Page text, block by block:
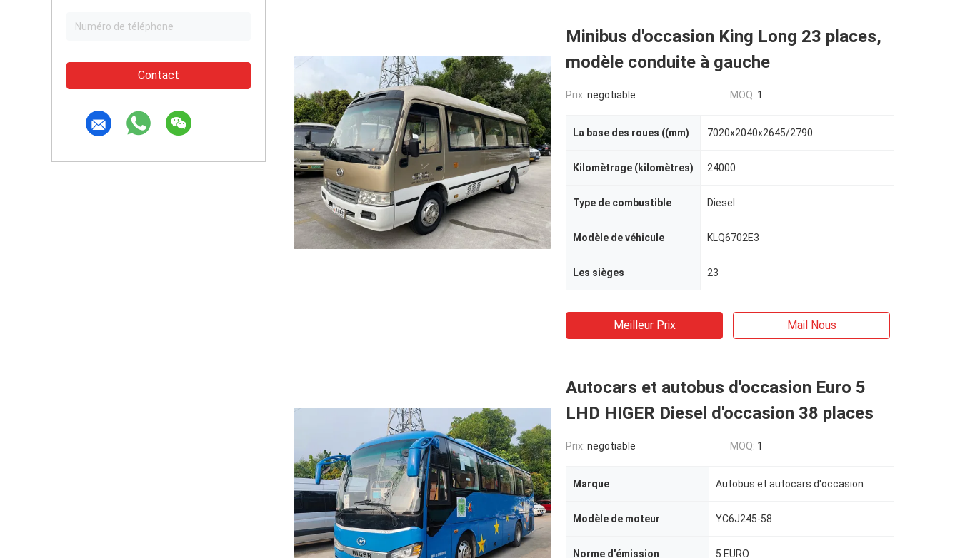
Contact
Minibus d'occasion King Long 23 places,
modèle conduite à gauche
Prix: negotiable MOQ: 1
La base des roues ((mm) 7020x2040x2645/2790
Kilomètrage (kilomètres) 24000
Type de combustible Diesel
Modèle de véhicule KLQ6702E3
Les sièges 23
Meilleur Prix Mail Nous
Autocars et autobus d'occasion Euro 5
LHD HIGER Diesel d'occasion 38 places
Prix: negotiable MOQ: 1
Marque Autobus et autocars d'occasion
Modèle de moteur YC6J245-58
Norme d'émission 5 EURO